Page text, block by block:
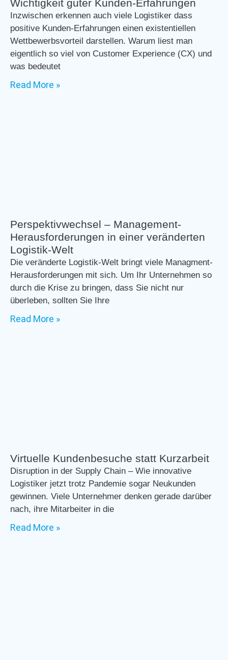
Wichtigkeit guter Kunden-Erfahrungen
Inzwischen erkennen auch viele Logistiker dass
positive Kunden-Erfahrungen einen existentiellen
Wettbewerbsvorteil darstellen. Warum liest man
eigentlich so viel von Customer Experience (CX) und
was bedeutet
Read More »
Perspektivwechsel – Management-
Herausforderungen in einer veränderten
Logistik-Welt
Die veränderte Logistik-Welt bringt viele Managment-
Herausforderungen mit sich. Um Ihr Unternehmen so
durch die Krise zu bringen, dass Sie nicht nur
überleben, sollten Sie Ihre
Read More »
Virtuelle Kundenbesuche statt Kurzarbeit
Disruption in der Supply Chain – Wie innovative
Logistiker jetzt trotz Pandemie sogar Neukunden
gewinnen. Viele Unternehmer denken gerade darüber
nach, ihre Mitarbeiter in die
Read More »